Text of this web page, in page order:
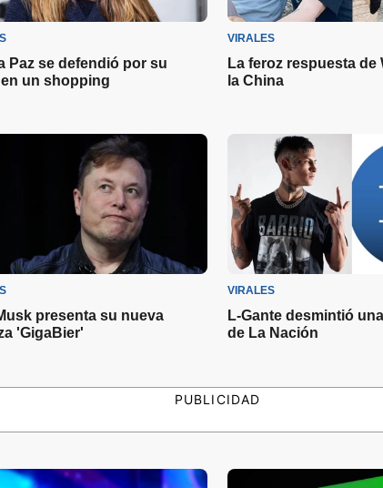
Paz se defendió por su
un shopping
VIRALES
La feroz respuesta de
la China
presenta su nueva
'GigaBier'
VIRALES
L-Gante desmintió
de La Nación
PUBLICIDAD